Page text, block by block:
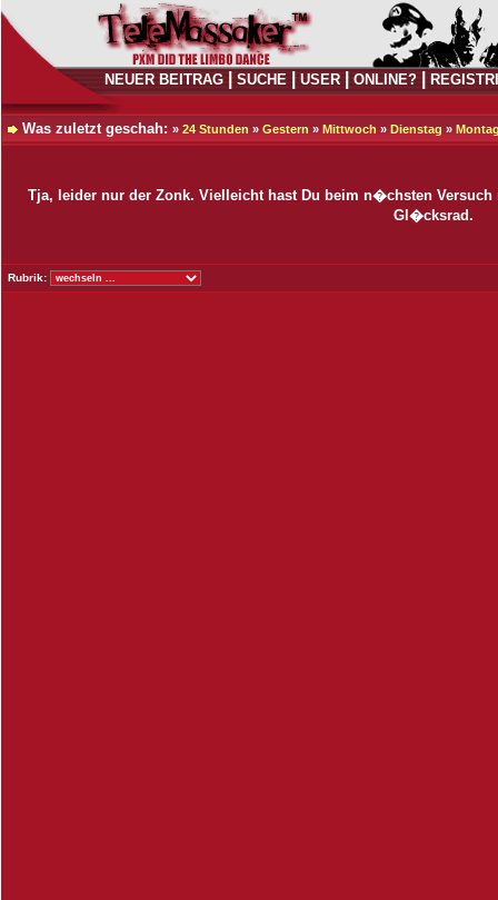
NEUER BEITRAG SUCHE USER ONLINE?
Was zuletzt geschah: » 24 Stunden » Gestern » Mittwoch » Dienstag »
Tja, leider nur der Zonk. Vielleicht hast Du beim n�chsten
Gl�cksrad.
Rubrik: